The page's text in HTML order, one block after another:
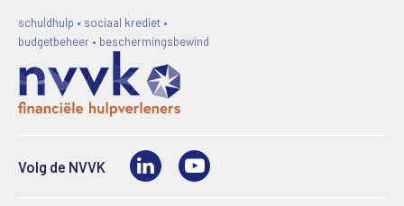
schuldhulp • sociaal krediet •
budgetbeheer • beschermingsbewind
Volg de NVVK LinkedIn